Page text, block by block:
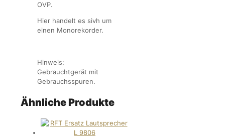
OVP.
Hier handelt es sivh um
einen Monorekorder.
Hinweis:
Gebrauchtgerät mit
Gebrauchsspuren.
Ähnliche Produkte